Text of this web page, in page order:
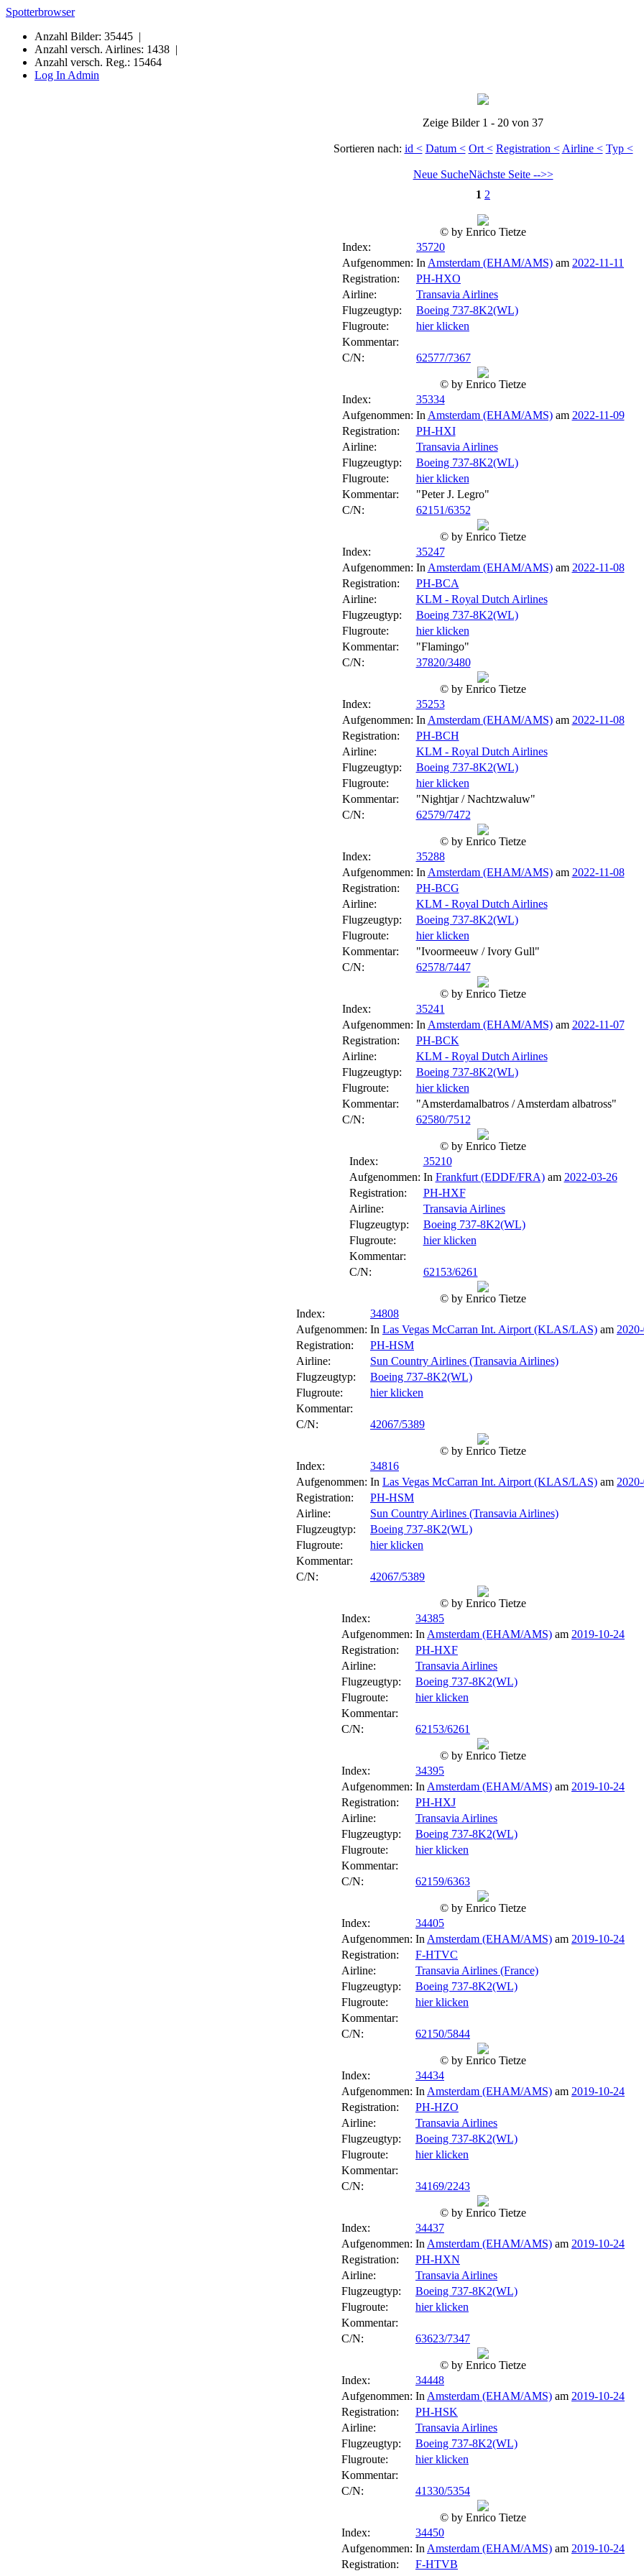
Spotterbrowser
Anzahl Bilder: 35445 |
Anzahl versch. Airlines: 1438 |
Anzahl versch. Reg.: 15464
Log In Admin
Zeige Bilder 1 - 20 von 37
Sortieren nach: id < Datum < Ort < Registration < Airline < Typ <
Neue SucheNächste Seite -->>
1 2
© by Enrico Tietze
Index:
35720
Aufgenommen: In Amsterdam (EHAM/AMS) am 2022-11-11
Registration:
PH-HXO
Airline:
Transavia Airlines
Flugzeugtyp:
Boeing 737-8K2(WL)
Flugroute:
hier klicken
Kommentar:
C/N:
62577/7367
© by Enrico Tietze
Index:
35334
Aufgenommen: In Amsterdam (EHAM/AMS)am 2022-11-09
Registration:
PH-HXI
Airline:
Transavia Airlines
Flugzeugtyp:
Boeing 737-8K2(WL)
Flugroute:
hier klicken
Kommentar:
"Peter J. Legro"
C/N:
62151/6352
© by Enrico Tietze
Index:
35247
Aufgenommen: In Amsterdam (EHAM/AMS)am 2022-11-08
Registration:
PH-BCA
Airline:
KLM - Royal Dutch Airlines
Flugzeugtyp:
Boeing 737-8K2(WL)
Flugroute:
hier klicken
Kommentar:
"Flamingo"
C/N:
37820/3480
© by Enrico Tietze
Index:
35253
Aufgenommen: In Amsterdam (EHAM/AMS)am 2022-11-08
Registration:
PH-BCH
Airline:
KLM - Royal Dutch Airlines
Flugzeugtyp:
Boeing 737-8K2(WL)
Flugroute:
hier klicken
Kommentar:
"Nightjar / Nachtzwaluw"
C/N:
62579/7472
© by Enrico Tietze
Index:
35288
Aufgenommen: In Amsterdam (EHAM/AMS)am 2022-11-08
Registration:
PH-BCG
Airline:
KLM - Royal Dutch Airlines
Flugzeugtyp:
Boeing 737-8K2(WL)
Flugroute:
hier klicken
Kommentar:
"Ivoormeeuw / Ivory Gull"
C/N:
62578/7447
© by Enrico Tietze
Index:
35241
Aufgenommen: In Amsterdam (EHAM/AMS)am 2022-11-07
Registration:
PH-BCK
Airline:
KLM - Royal Dutch Airlines
Flugzeugtyp:
Boeing 737-8K2(WL)
Flugroute:
hier klicken
Kommentar:
"Amsterdamalbatros / Amsterdam albatross"
C/N:
62580/7512
© by Enrico Tietze
Index:
35210
Aufgenommen: In Frankfurt (EDDF/FRA)am 2022-03-26
Registration:
PH-HXF
Airline:
Transavia Airlines
Flugzeugtyp:
Boeing 737-8K2(WL)
Flugroute:
hier klicken
Kommentar:
C/N:
62153/6261
© by Enrico Tietze
Index:
34808
Aufgenommen: In Las Vegas McCarran Int. Airport (KLAS/LAS) am
Registration:
PH-HSM
Airline:
Sun Country Airlines (Transavia Airlines)
Flugzeugtyp:
Boeing 737-8K2(WL)
Flugroute:
hier klicken
Kommentar:
C/N:
42067/5389
© by Enrico Tietze
Index:
34816
Aufgenommen: In Las Vegas McCarran Int. Airport (KLAS/LAS) am
Registration:
PH-HSM
Airline:
Sun Country Airlines (Transavia Airlines)
Flugzeugtyp:
Boeing 737-8K2(WL)
Flugroute:
hier klicken
Kommentar:
C/N:
42067/5389
© by Enrico Tietze
Index:
34385
Aufgenommen: In Amsterdam (EHAM/AMS) am 2019-10-24
Registration:
PH-HXF
Airline:
Transavia Airlines
Flugzeugtyp:
Boeing 737-8K2(WL)
Flugroute:
hier klicken
Kommentar:
C/N:
62153/6261
© by Enrico Tietze
Index:
34395
Aufgenommen: In Amsterdam (EHAM/AMS) am 2019-10-24
Registration:
PH-HXJ
Airline:
Transavia Airlines
Flugzeugtyp:
Boeing 737-8K2(WL)
Flugroute:
hier klicken
Kommentar:
C/N:
62159/6363
© by Enrico Tietze
Index:
34405
Aufgenommen: In Amsterdam (EHAM/AMS) am 2019-10-24
Registration:
F-HTVC
Airline:
Transavia Airlines (France)
Flugzeugtyp:
Boeing 737-8K2(WL)
Flugroute:
hier klicken
Kommentar:
C/N:
62150/5844
© by Enrico Tietze
Index:
34434
Aufgenommen: In Amsterdam (EHAM/AMS) am 2019-10-24
Registration:
PH-HZO
Airline:
Transavia Airlines
Flugzeugtyp:
Boeing 737-8K2(WL)
Flugroute:
hier klicken
Kommentar:
C/N:
34169/2243
© by Enrico Tietze
Index:
34437
Aufgenommen: In Amsterdam (EHAM/AMS) am 2019-10-24
Registration:
PH-HXN
Airline:
Transavia Airlines
Flugzeugtyp:
Boeing 737-8K2(WL)
Flugroute:
hier klicken
Kommentar:
C/N:
63623/7347
© by Enrico Tietze
Index:
34448
Aufgenommen: In Amsterdam (EHAM/AMS) am 2019-10-24
Registration:
PH-HSK
Airline:
Transavia Airlines
Flugzeugtyp:
Boeing 737-8K2(WL)
Flugroute:
hier klicken
Kommentar:
C/N:
41330/5354
© by Enrico Tietze
Index:
34450
Aufgenommen: In Amsterdam (EHAM/AMS) am 2019-10-24
Registration:
F-HTVB